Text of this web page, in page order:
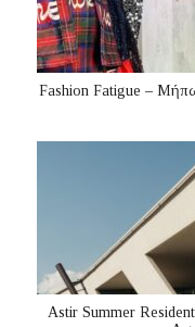
Fashion Fatigue –
Astir Summer